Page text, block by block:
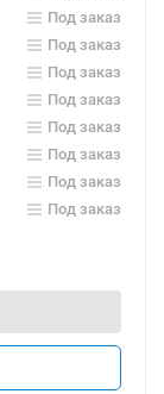
Под заказ
Под заказ
Под заказ
Под заказ
Под заказ
Под заказ
Под заказ
Под заказ